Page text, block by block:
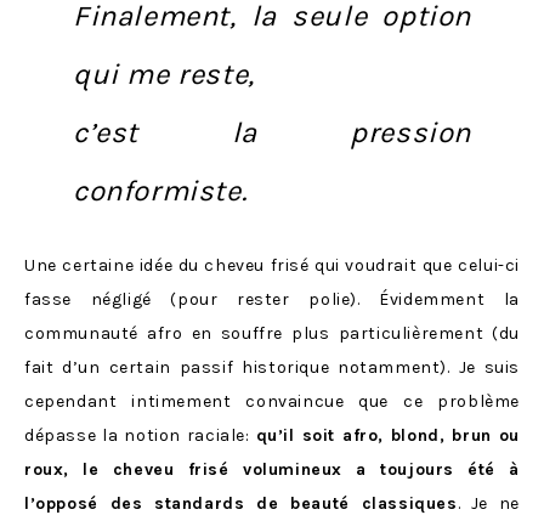
Finalement, la seule option
qui me reste,
c’est la pression
conformiste.
Une certaine idée du cheveu frisé qui voudrait que celui-ci
fasse négligé (pour rester polie). Évidemment la
communauté afro en souffre plus particulièrement (du
fait d’un certain passif historique notamment). Je suis
cependant intimement convaincue que ce problème
dépasse la notion raciale: qu’il soit afro, blond, brun ou
roux, le cheveu frisé volumineux a toujours été à
l’opposé des standards de beauté classiques. Je ne